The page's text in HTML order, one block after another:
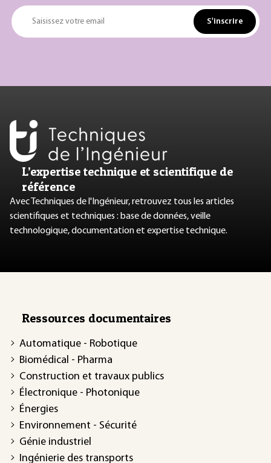
Saisissez votre email S'inscrire
L’expertise technique et scientifique de
référence
Avec Techniques de l'Ingénieur, retrouvez tous les articles
scientifiques et techniques : base de données, veille
technologique, documentation et expertise technique.
Ressources documentaires
Automatique - Robotique
Biomédical - Pharma
Construction et travaux publics
Électronique - Photonique
Énergies
Environnement - Sécurité
Génie industriel
Ingénierie des transports